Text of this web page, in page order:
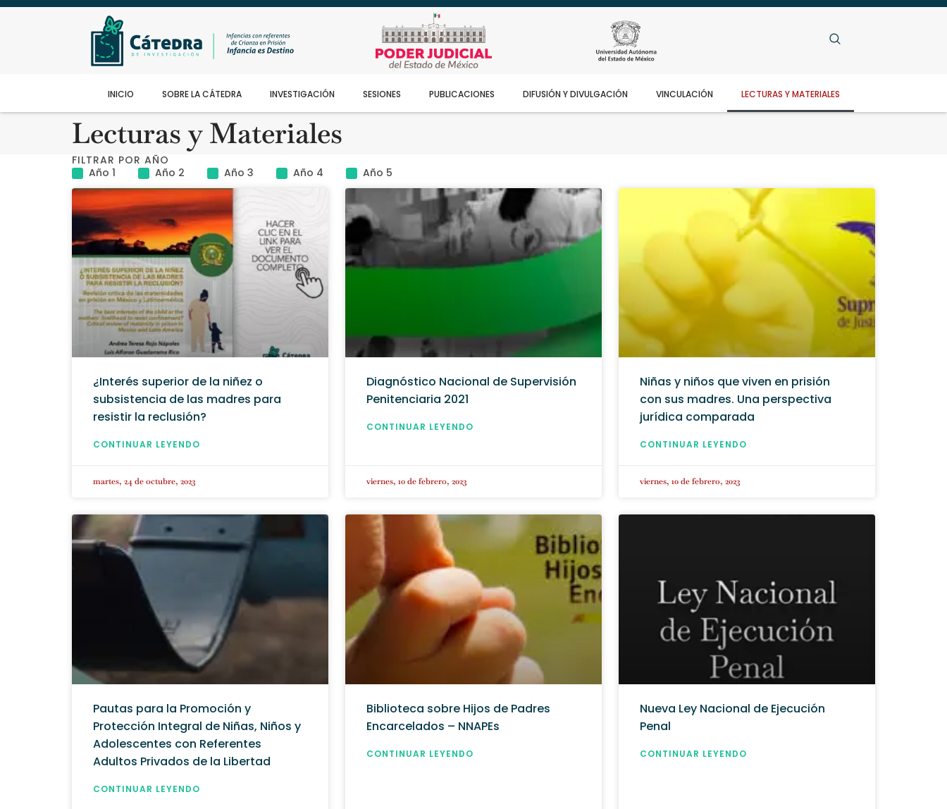
INICIO SOBRE LA CÁTEDRA INVESTIGACIÓN SESIONES PUBLICACIONES DIFUSIÓN Y DIVULGACIÓN VINCULACIÓN LECTURAS Y MATERIALES
Lecturas y Materiales
FILTRAR POR AÑO
Año 1
Año 2 Año 3 Año 4 Año 5
¿Interés superior de la niñez o
subsistencia de las madres para
resistir la reclusión?
CONTINUAR LEYENDO
martes, 24 de octubre, 2023
Diagnóstico Nacional de Supervisión
Penitenciaria 2021
CONTINUAR LEYENDO
viernes, 10 de febrero, 2023
Niñas y niños que viven en prisión
con sus madres. Una perspectiva
jurídica comparada
CONTINUAR LEYENDO
viernes, 10 de febrero, 2023
Pautas para la Promoción y
Protección Integral de Niñas, Niños y
Adolescentes con Referentes
Adultos Privados de la Libertad
CONTINUAR LEYENDO
Biblioteca sobre Hijos de Padres
Encarcelados – NNAPEs
CONTINUAR LEYENDO
Nueva Ley Nacional de Ejecución
Penal
CONTINUAR LEYENDO